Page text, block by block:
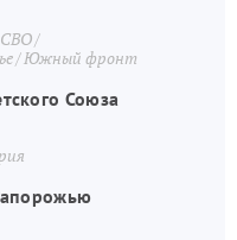
Южный фронт
Союза